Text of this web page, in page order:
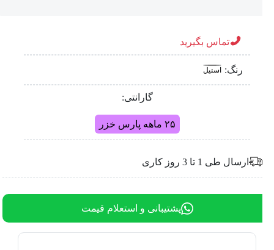
تماس بگیرید
رنگ: استیل
گارانتی:
ارسال طی 1 تا 3 روز کاری
پشتیبانی و استعلام قیمت